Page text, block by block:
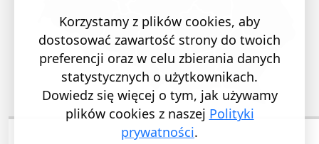
Korzystamy z plików cookies, aby
dostosować zawartość strony do twoich
preferencji oraz w celu zbierania danych
statystycznych o użytkownikach.
Dowiedz się więcej o tym, jak używamy
plików cookies z naszej Polityki
prywatności.